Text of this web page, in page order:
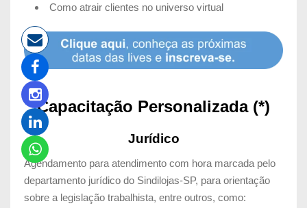
Como atrair clientes no universo virtual
Capacitação Personalizada (*)
Jurídico
Agendamento para atendimento com hora marcada pelo
departamento jurídico do Sindilojas-SP, para orientação
sobre a legislação trabalhista, entre outros, como: